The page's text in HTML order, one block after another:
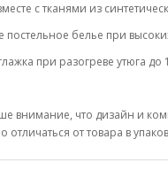
с тканями из
постельное белье при
при разогреве утюга до
внимание, что дизайн и
отличаться от товара в